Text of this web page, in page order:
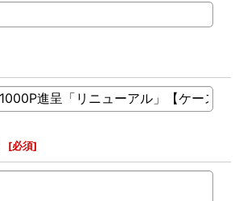
[必須]